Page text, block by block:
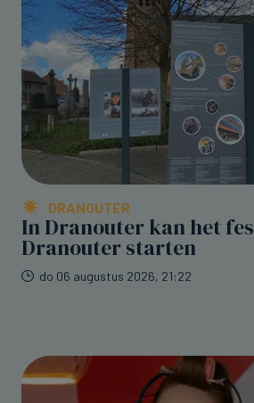
DRANOUTER
In Dranouter kan het
Dranouter starten
do 06 augustus 2026, 21:22